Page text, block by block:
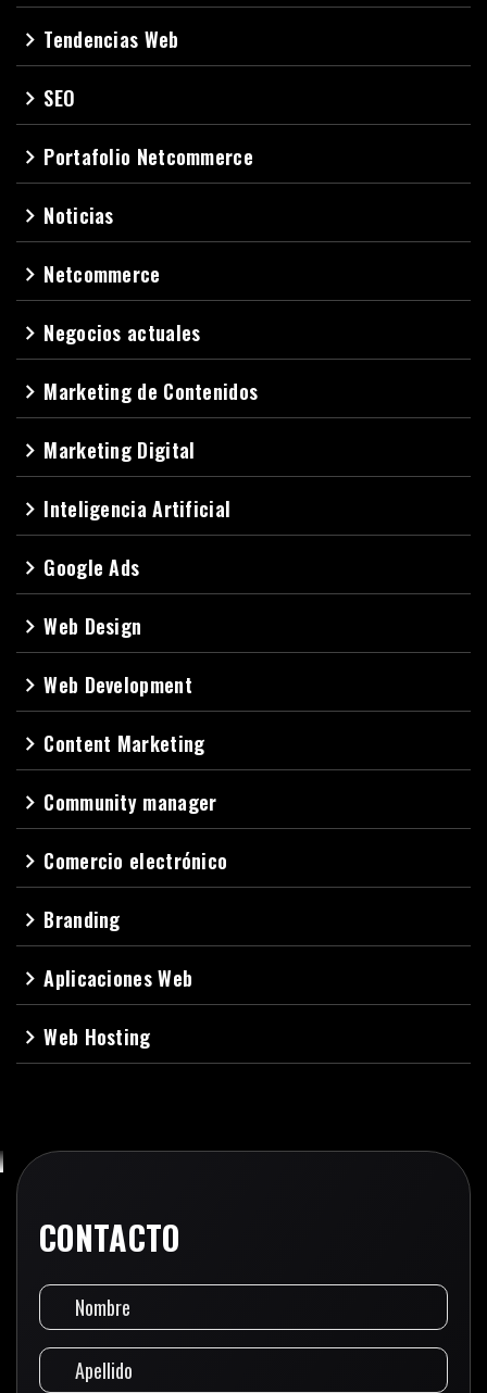
navigate_next Tendencias Web
navigate_next SEO
navigate_next Portafolio Netcommerce
navigate_next Noticias
navigate_next Netcommerce
navigate_next Negocios actuales
navigate_next Marketing de Contenidos
navigate_next Marketing Digital
navigate_next Inteligencia Artificial
navigate_next Google Ads
navigate_nextWeb Design
navigate_nextWeb Development
navigate_next Content Marketing
navigate_next Community manager
navigate_next Comercio electrónico
navigate_next Branding
navigate_nextAplicaciones Web
navigate_nextWeb Hosting
CONTACTO